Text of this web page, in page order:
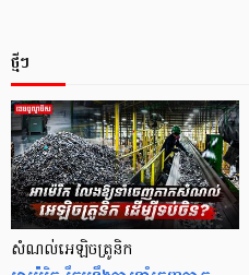
ថ្មីៗ
សំណល់អេឡិចត្រូនិក